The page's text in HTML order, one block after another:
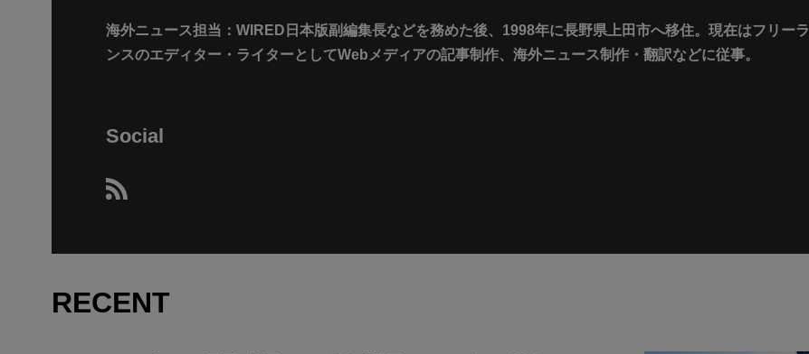
海外ニュース担当：WIRED日本版副編集長などを務めた後、1998年に長野県上田市へ移住。現在はフリーラ
ンスのエディター・ライターとしてWebメディアの記事制作、海外ニュース制作・翻訳などに従事。
Social
RECENT